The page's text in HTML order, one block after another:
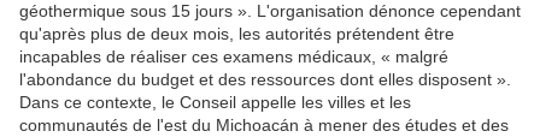
géothermique sous 15 jours ». L'organisation dénonce cependant
qu'après plus de deux mois, les autorités prétendent être
incapables de réaliser ces examens médicaux, « malgré
l'abondance du budget et des ressources dont elles disposent ».
Dans ce contexte, le Conseil appelle les villes et les
communautés de l'est du Michoacán à mener des études et des